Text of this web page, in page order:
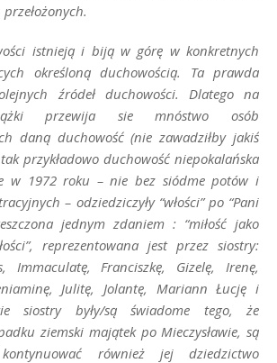
istnieją i biją w górę w konkretnych
określoną duchowością. Ta prawda
źródeł duchowości. Dlatego na
przewija sie mnóstwo osób
daną duchowość (nie zawadziłby jakiś
przykładowo duchowość niepokalańska
w 1972 roku – nie bez siódme potów i
– odziedziczyły “włości” po “Pani
jednym zdaniem : “miłość jako
reprezentowana jest przez siostry:
Immaculatę, Franciszkę, Gizelę, Irenę,
Julitę, Jolantę, Mariann Łucję i
siostry były/są świadome tego, że
ziemski majątek po Mieczysławie, są
kontynuować również jej dziedzictwo